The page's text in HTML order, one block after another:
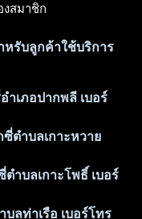
งสมาชิก
รับลูกค้าใช้บริการ
ำเภอปากพลี เบอร์
ตำบลเกาะหวาย
ำบลเกาะโพธิ์ เบอร์
ลท่าเรือ เบอร์โทร